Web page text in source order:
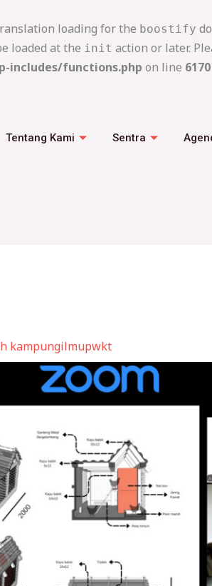
loading for the boostify
loaded at the init action or later.
includes/functions.php on line 6170
Tentang Kami Sentra
kampungilmupwkt